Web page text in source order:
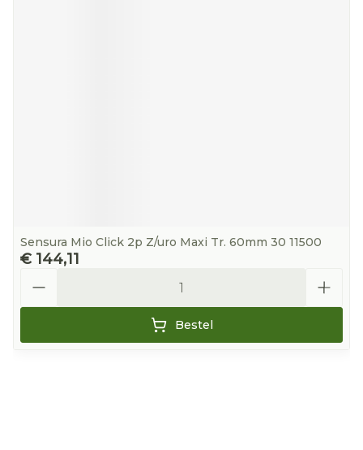
Sensura Mio Click 2p Z/uro Maxi Tr. 60mm 30 11500
€ 144,11
Bestel